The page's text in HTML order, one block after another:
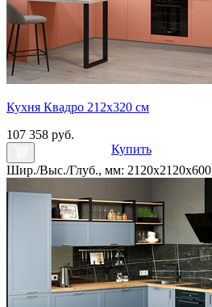
Кухня Квадро 212х320 см
107 358 руб.
Купить
Шир./Выс./Глуб., мм: 2120x2120x600